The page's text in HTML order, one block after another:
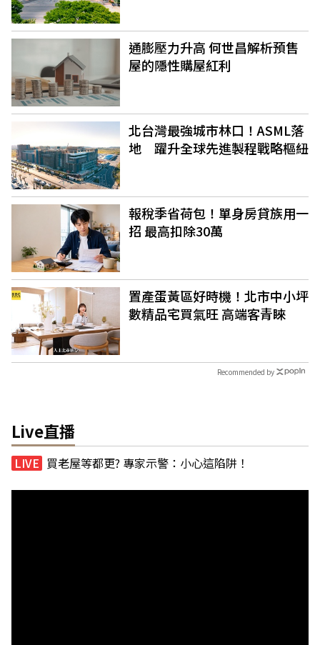
通膨壓力升高 何世昌解析預售
屋的隱性購屋紅利
北台灣最強城市林口！ASML落
地 躍升全球先進製程戰略樞紐
報稅季省荷包！單身房貸族用一
招 最高扣除30萬
置產蛋黃區好時機！北市中小坪
數精品宅買氣旺 高端客青睞
Recommended by
Live直播
買老屋等都更? 專家示警：小心這陷阱！